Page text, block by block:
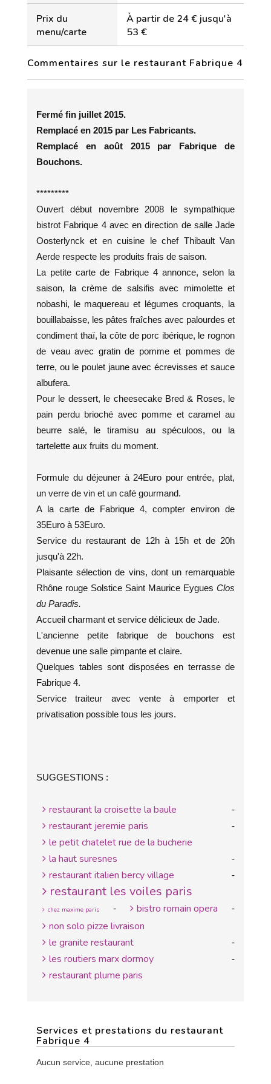
Prix du
menu/carte
À partir de 24 € jusqu'à
53 €
Commentaires sur le restaurant Fabrique 4
Fermé fin juillet 2015.
Remplacé en 2015 par Les Fabricants.
Remplacé en août 2015 par Fabrique de
Bouchons.
*********
Ouvert début novembre 2008 le sympathique
bistrot Fabrique 4 avec en direction de salle Jade
Oosterlynck et en cuisine le chef Thibault Van
Aerde respecte les produits frais de saison.
La petite carte de Fabrique 4 annonce, selon la
saison, la crème de salsifis avec mimolette et
nobashi, le maquereau et légumes croquants, la
bouillabaisse, les pâtes fraîches avec palourdes et
condiment thaï, la côte de porc ibérique, le rognon
de veau avec gratin de pomme et pommes de
terre, ou le poulet jaune avec écrevisses et sauce
albufera.
Pour le dessert, le cheesecake Bred & Roses, le
pain perdu brioché avec pomme et caramel au
beurre salé, le tiramisu au spéculoos, ou la
tartelette aux fruits du moment.
Formule du déjeuner à 24Euro pour entrée, plat,
un verre de vin et un café gourmand.
A la carte de Fabrique 4, compter environ de
35Euro à 53Euro.
Service du restaurant de 12h à 15h et de 20h
jusqu'à 22h.
Plaisante sélection de vins, dont un remarquable
Rhône rouge Solstice Saint Maurice Eygues Clos
du Paradis.
Accueil charmant et service délicieux de Jade.
L'ancienne petite fabrique de bouchons est
devenue une salle pimpante et claire.
Quelques tables sont disposées en terrasse de
Fabrique 4.
Service traiteur avec vente à emporter et
privatisation possible tous les jours.
SUGGESTIONS :
restaurant la croisette la baule -
restaurant jeremie paris -
le petit chatelet rue de la bucherie
la haut suresnes
-
restaurant italien bercy village -
restaurant les voiles paris
chez maxime paris - bistro romain opera -
non solo pizze livraison
le granite restaurant
-
les routiers marx dormoy -
restaurant plume paris
Services et prestations du restaurant
Fabrique 4
Aucun service, aucune prestation